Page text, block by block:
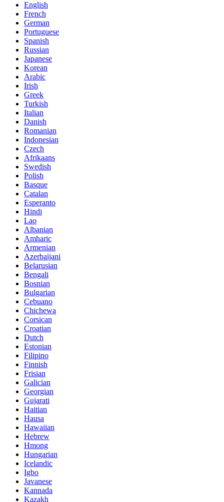
English
French
German
Portuguese
Spanish
Russian
Japanese
Korean
Arabic
Irish
Greek
Turkish
Italian
Danish
Romanian
Indonesian
Czech
Afrikaans
Swedish
Polish
Basque
Catalan
Esperanto
Hindi
Lao
Albanian
Amharic
Armenian
Azerbaijani
Belarusian
Bengali
Bosnian
Bulgarian
Cebuano
Chichewa
Corsican
Croatian
Dutch
Estonian
Filipino
Finnish
Frisian
Galician
Georgian
Gujarati
Haitian
Hausa
Hawaiian
Hebrew
Hmong
Hungarian
Icelandic
Igbo
Javanese
Kannada
Kazakh